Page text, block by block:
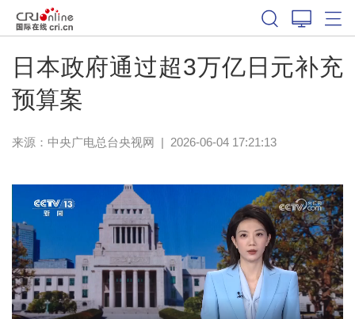
日本政府通过超3万亿日元补充
预算案
来源： 中央广电总台央视网 | 2026-06-04 17:21:13